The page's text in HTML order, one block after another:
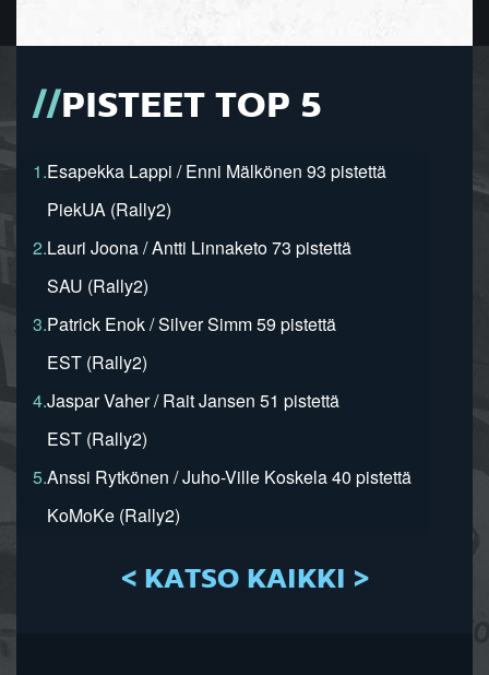
PISTEET TOP 5
1.Esapekka Lappi / Enni Mälkönen 93 pistettä
PiekUA (Rally2)
2.Lauri Joona / Antti Linnaketo 73 pistettä
SAU (Rally2)
3.Patrick Enok / Silver Simm 59 pistettä
EST (Rally2)
4.Jaspar Vaher / Rait Jansen 51 pistettä
EST (Rally2)
5.Anssi Rytkönen / Juho-Ville Koskela 40 pistettä
KoMoKe (Rally2)
< KATSO KAIKKI >